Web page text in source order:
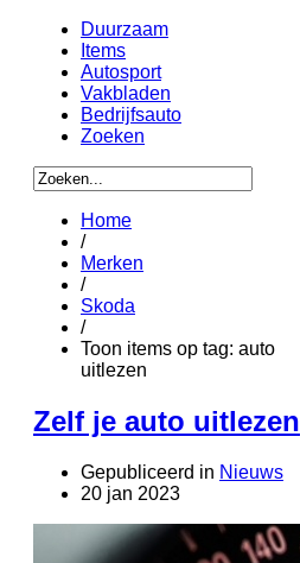
Duurzaam
Items
Autosport
Vakbladen
Bedrijfsauto
Zoeken
Home
/
Merken
/
Skoda
/
Toon items op tag: auto
uitlezen
Zelf je auto uitlezen
Gepubliceerd in Nieuws
20 jan 2023